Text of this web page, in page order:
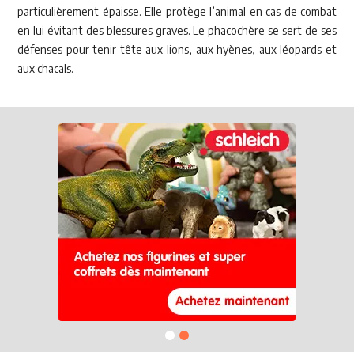
particulièrement épaisse. Elle protège l’animal en cas de combat
en lui évitant des blessures graves. Le phacochère se sert de ses
défenses pour tenir tête aux lions, aux hyènes, aux léopards et
aux chacals.